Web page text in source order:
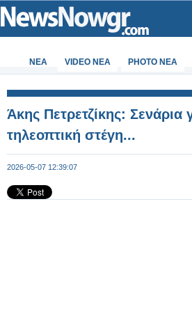
ΝΕΑ VIDEO NEA PHOTO NEA
Άκης Πετρετζίκης: Σενάρια
τηλεοπτική στέγη...
2026-05-07 12:39:07